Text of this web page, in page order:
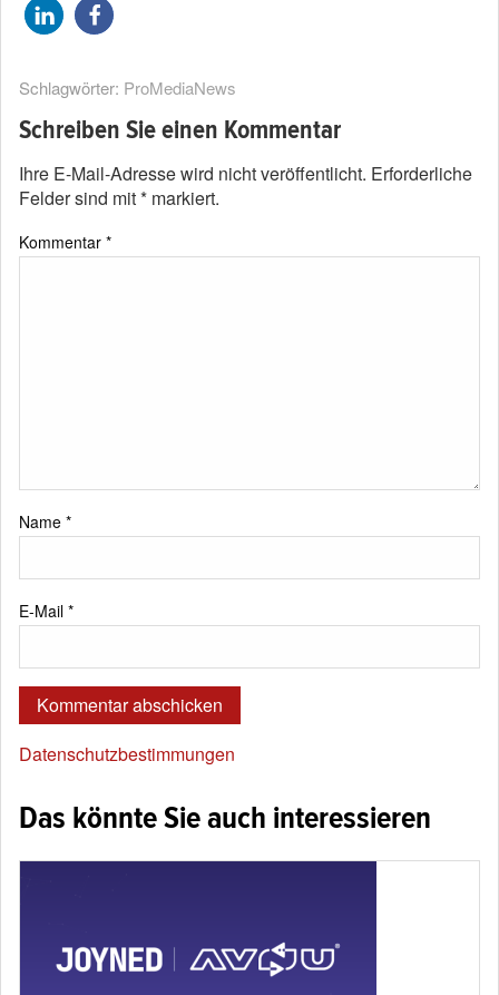
Schlagwörter: ProMediaNews
Schreiben Sie einen Kommentar
Ihre E-Mail-Adresse wird nicht veröffentlicht. Erforderliche
Felder sind mit* markiert.
Kommentar *
Name *
E-Mail *
Datenschutzbestimmungen
Das könnte Sie auch interessieren